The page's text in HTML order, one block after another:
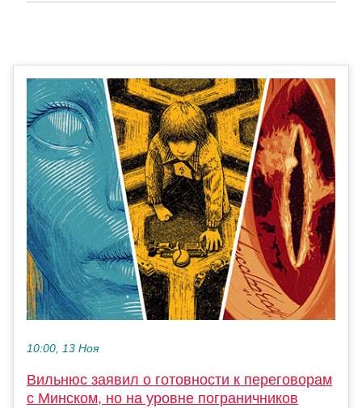
10:00, 13 Ноя
Вильнюс заявил о готовности к переговорам
с Минском, но на уровне пограничников